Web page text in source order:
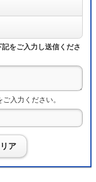
をご入力し送信くださ
入力ください。
ア